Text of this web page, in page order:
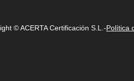
© ACERTA Certificación S.L. -Política